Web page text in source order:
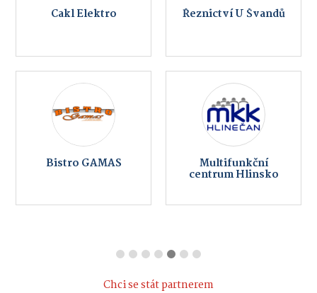
Cakl Elektro Řeznictví U Švandů
Bistro GAMAS Multifunkční
centrum Hlinsko
Chci se stát partnerem